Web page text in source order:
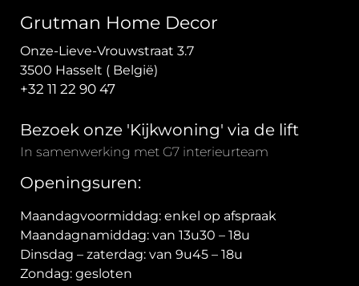
Grutman Home Decor
Onze-Lieve-Vrouwstraat 3.7
3500 Hasselt ( België)
+32 11 22 90 47
Bezoek onze 'Kijkwoning' via de lift
In samenwerking met G7 interieurteam
Openingsuren:
Maandagvoormiddag: enkel op afspraak
Maandagnamiddag: van 13u30 – 18u
Dinsdag – zaterdag: van 9u45 – 18u
Zondag: gesloten